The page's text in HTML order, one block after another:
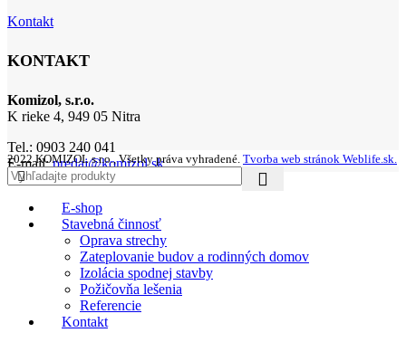
Kontakt
KONTAKT
Komizol, s.r.o.
K rieke 4, 949 05 Nitra
Tel.: 0903 240 041
E-mail:predaj@komizol.sk
2022 KOMIZOL s.r.o., Všetky práva vyhradené. Tvorba web stránok Weblife.sk.
E-shop
Stavebná činnosť
Oprava strechy
Zateplovanie budov a rodinných domov
Izolácia spodnej stavby
Požičovňa lešenia
Referencie
Kontakt